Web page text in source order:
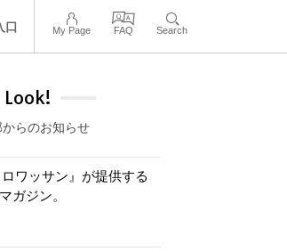
口 My Page FAQ Search
Look!
らのお知らせ
ロワッサン』が提供する
ガジン。